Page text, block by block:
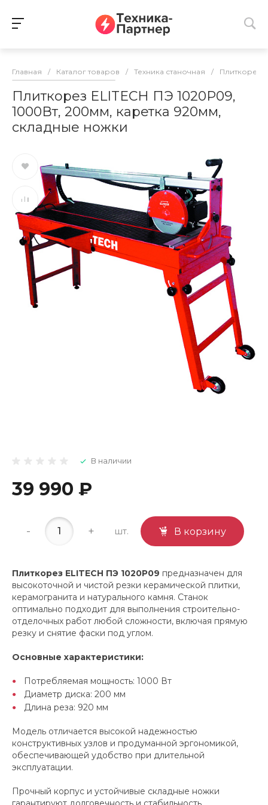
Главная / Каталог товаров / Техника станочная / Плиткорезы
Плиткорез ELITECH ПЭ 1020Р09,
1000Вт, 200мм, каретка 920мм,
складные ножки
В наличии
39 990 ₽
- + шт. В корзину
Плиткорез ELITECH ПЭ 1020Р09 предназначен для
высокоточной и чистой резки керамической плитки,
керамогранита и натурального камня. Станок
оптимально подходит для выполнения строительно-
отделочных работ любой сложности, включая прямую
резку и снятие фаски под углом.
Основные характеристики:
Потребляемая мощность: 1000 Вт
Диаметр диска: 200 мм
Длина реза: 920 мм
Модель отличается высокой надежностью
конструктивных узлов и продуманной эргономикой,
обеспечивающей удобство при длительной
эксплуатации.
Прочный корпус и устойчивые складные ножки